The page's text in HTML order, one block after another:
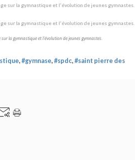
la gymnastique et l'évolution de jeunes gymnastes.
, #gymnase, #spdc, #saint pierre des